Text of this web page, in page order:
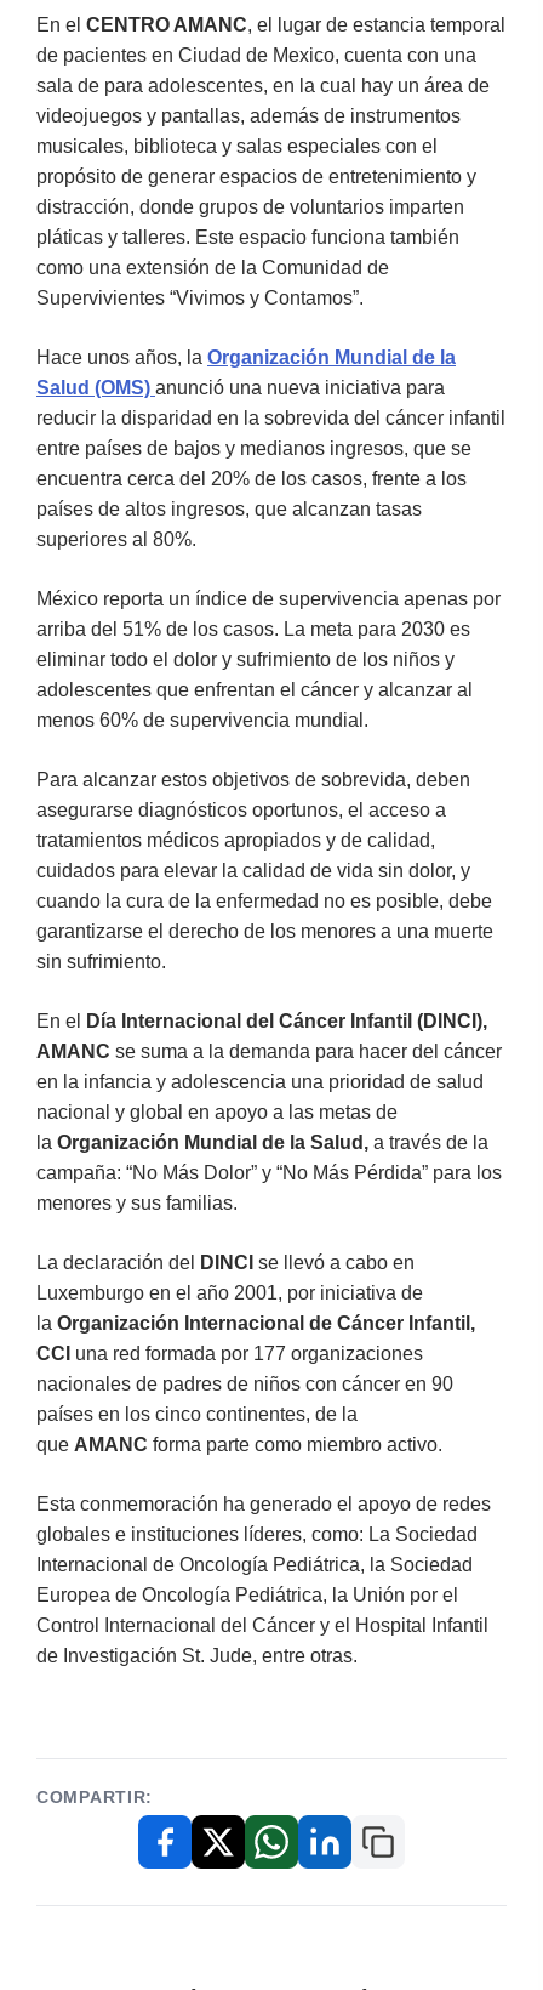
En el CENTRO AMANC, el lugar de estancia temporal
de pacientes en Ciudad de Mexico, cuenta con una
sala de para adolescentes, en la cual hay un área de
videojuegos y pantallas, además de instrumentos
musicales, biblioteca y salas especiales con el
propósito de generar espacios de entretenimiento y
distracción, donde grupos de voluntarios imparten
pláticas y talleres. Este espacio funciona también
como una extensión de la Comunidad de
Supervivientes “Vivimos y Contamos”.
Hace unos años, la Organización Mundial de la
Salud (OMS) anunció una nueva iniciativa para
reducir la disparidad en la sobrevida del cáncer infantil
entre países de bajos y medianos ingresos, que se
encuentra cerca del 20% de los casos, frente a los
países de altos ingresos, que alcanzan tasas
superiores al 80%.
México reporta un índice de supervivencia apenas por
arriba del 51% de los casos. La meta para 2030 es
eliminar todo el dolor y sufrimiento de los niños y
adolescentes que enfrentan el cáncer y alcanzar al
menos 60% de supervivencia mundial.
Para alcanzar estos objetivos de sobrevida, deben
asegurarse diagnósticos oportunos, el acceso a
tratamientos médicos apropiados y de calidad,
cuidados para elevar la calidad de vida sin dolor, y
cuando la cura de la enfermedad no es posible, debe
garantizarse el derecho de los menores a una muerte
sin sufrimiento.
En el
Día Internacional del Cáncer Infantil (DINCI),
AMANC se suma a la demanda para hacer del cáncer
en la infancia y adolescencia una prioridad de salud
nacional y global en apoyo a las metas de
la Organización Mundial de la Salud, a través de la
campaña: “No Más Dolor” y “No Más Pérdida” para los
menores y sus familias.
La declaración del DINCI se llevó a cabo en
Luxemburgo en el año 2001, por iniciativa de
la Organización Internacional de Cáncer Infantil,
CCI una red formada por 177 organizaciones
nacionales de padres de niños con cáncer en 90
países en los cinco continentes, de la
que AMANC forma parte como miembro activo.
Esta conmemoración ha generado el apoyo de redes
globales e instituciones líderes, como: La Sociedad
Internacional de Oncología Pediátrica, la Sociedad
Europea de Oncología Pediátrica, la Unión por el
Control Internacional del Cáncer y el Hospital Infantil
de Investigación St. Jude, entre otras.
COMPARTIR:
FacebookX / TwitterWhatsAppLinkedInCopiar enlace